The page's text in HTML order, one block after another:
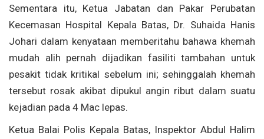
Sementara itu, Ketua Jabatan dan Pakar Perubatan
Kecemasan Hospital Kepala Batas, Dr. Suhaida Hanis
Johari dalam kenyataan memberitahu bahawa khemah
mudah alih pernah dijadikan fasiliti tambahan untuk
pesakit tidak kritikal sebelum ini; sehinggalah khemah
tersebut rosak akibat dipukul angin ribut dalam suatu
kejadian pada 4 Mac lepas.
Ketua Balai Polis Kepala Batas, Inspektor Abdul Halim